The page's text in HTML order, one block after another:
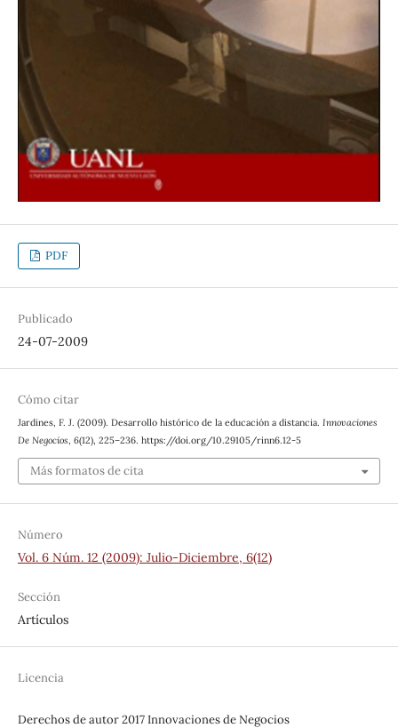
PDF
Publicado
24-07-2009
Cómo citar
Jardines, F. J. (2009). Desarrollo histórico de la educación a distancia. Innovaciones
De Negocios, 6(12), 225–236. https://doi.org/10.29105/rinn6.12-5
Más formatos de cita
Número
Vol. 6 Núm. 12 (2009): Julio-Diciembre, 6(12)
Sección
Artículos
Licencia
Derechos de autor 2017 Innovaciones de Negocios